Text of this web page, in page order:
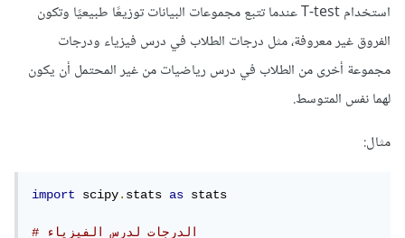
استخدام T-test عندما تتبع مجموعات البيانات توزيعًا طبيعيًا وتكون
الفروق غير معروفة، مثل درجات الطلاب في درس فيزياء ودرجات
مجموعة أخرى من الطلاب في درس رياضيات من غير المحتمل أن يكون
لهما نفس المتوسط.
مثال:
import scipy.stats as stats
# الدرجات لدرس الفيزياء